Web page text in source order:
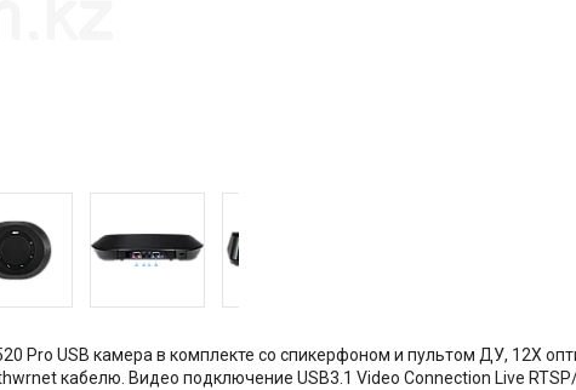
Pro USB камера в комплекте со спикерфоном и пультом ДУ, 12X
кабелю. Видео подключение USB3.1 Video Connection Live